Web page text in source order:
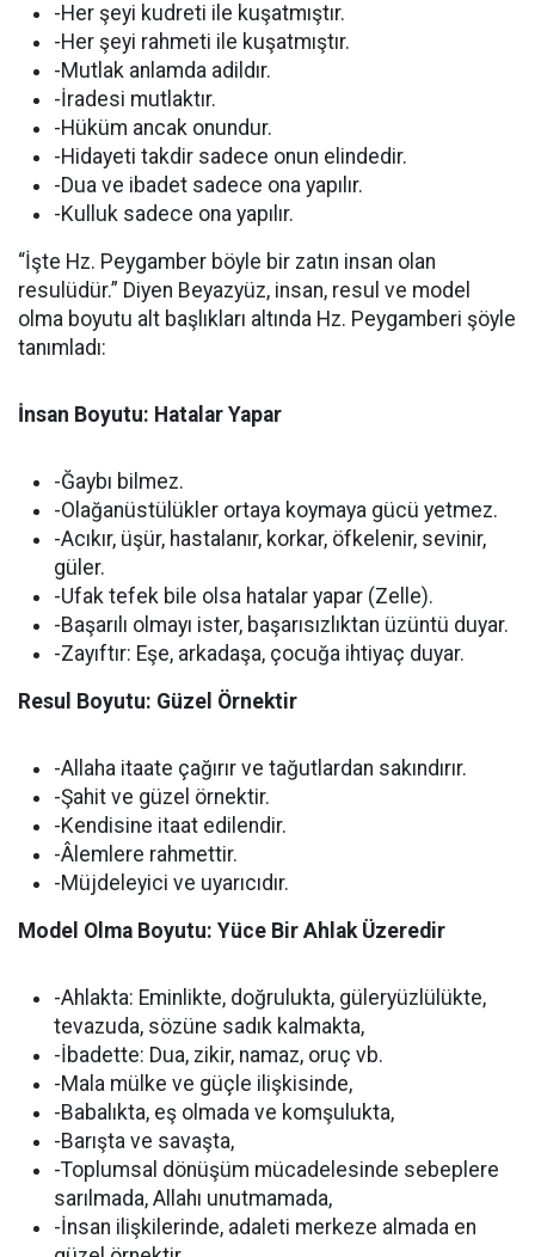
-Her şeyi kudreti ile kuşatmıştır.
-Her şeyi rahmeti ile kuşatmıştır.
-Mutlak anlamda adildır.
-İradesi mutlaktır.
-Hüküm ancak onundur.
-Hidayeti takdir sadece onun elindedir.
-Dua ve ibadet sadece ona yapılır.
-Kulluk sadece ona yapılır.
“İşte Hz. Peygamber böyle bir zatın insan olan
resulüdür.” Diyen Beyazyüz, insan, resul ve model
olma boyutu alt başlıkları altında Hz. Peygamberi şöyle
tanımladı:
İnsan Boyutu: Hatalar Yapar
-Ğaybı bilmez.
-Olağanüstülükler ortaya koymaya gücü yetmez.
-Acıkır, üşür, hastalanır, korkar, öfkelenir, sevinir,
güler.
-Ufak tefek bile olsa hatalar yapar (Zelle).
-Başarılı olmayı ister, başarısızlıktan üzüntü duyar.
-Zayıftır: Eşe, arkadaşa, çocuğa ihtiyaç duyar.
Resul Boyutu: Güzel Örnektir
-Allaha itaate çağırır ve tağutlardan sakındırır.
-Şahit ve güzel örnektir.
-Kendisine itaat edilendir.
-Âlemlere rahmettir.
-Müjdeleyici ve uyarıcıdır.
Model Olma Boyutu: Yüce Bir Ahlak Üzeredir
-Ahlakta: Eminlikte, doğrulukta, güleryüzlülükte,
tevazuda, sözüne sadık kalmakta,
-İbadette: Dua, zikir, namaz, oruç vb.
-Mala mülke ve güçle ilişkisinde,
-Babalıkta, eş olmada ve komşulukta,
-Barışta ve savaşta,
-Toplumsal dönüşüm mücadelesinde sebeplere
sarılmada, Allahı unutmamada,
-İnsan ilişkilerinde, adaleti merkeze almada en